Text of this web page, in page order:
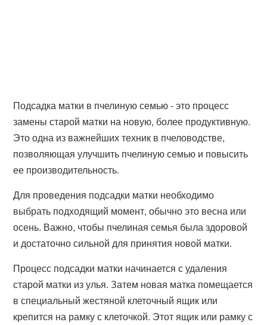
Подсадка матки в пчелиную семью - это процесс
замены старой матки на новую, более продуктивную.
Это одна из важнейших техник в пчеловодстве,
позволяющая улучшить пчелиную семью и повысить
ее производительность.
Для проведения подсадки матки необходимо
выбрать подходящий момент, обычно это весна или
осень. Важно, чтобы пчелиная семья была здоровой
и достаточно сильной для принятия новой матки.
Процесс подсадки матки начинается с удаления
старой матки из улья. Затем новая матка помещается
в специальный жестяной клеточный ящик или
крепится на рамку с клеточкой. Этот ящик или рамку с